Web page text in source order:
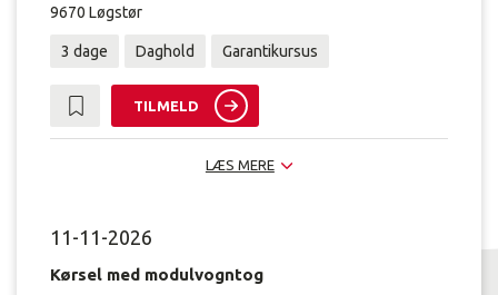
9670 Løgstør
3 dage Daghold Garantikursus
TILMELD
LÆS MERE
11-11-2026
Kørsel med modulvogntog